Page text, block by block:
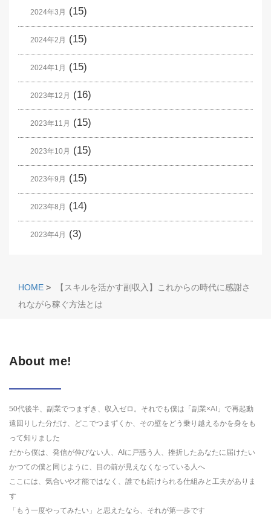
2024年3月 (15)
2024年2月 (15)
2024年1月 (15)
2023年12月 (16)
2023年11月 (15)
2023年10月 (15)
2023年9月 (15)
2023年8月 (14)
2023年4月 (3)
HOME >
【スキルを活かす副収入】これからの時代に感謝さ
れながら稼ぐ方法とは
About me!
50代後半、副業でつまずき、収入ゼロ。それでも僕は「副業×AI」で再起動
遠回りした分だけ、どこでつまずくか、その壁をどう乗り越えるかを身をも
って知りました
だから僕は、発信が伸びない人、AIに戸惑う人、挫折したあなたに届けたい
かつての僕と同じように、目の前が見えなくなっている人へ
ここには、気合いや才能ではなく、誰でも続けられる仕組みと工夫がありま
す
「もう一度やってみたい」と思えたなら、それが第一歩です